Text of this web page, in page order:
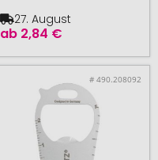
ab 2,84 €
27. August
# 490.208092